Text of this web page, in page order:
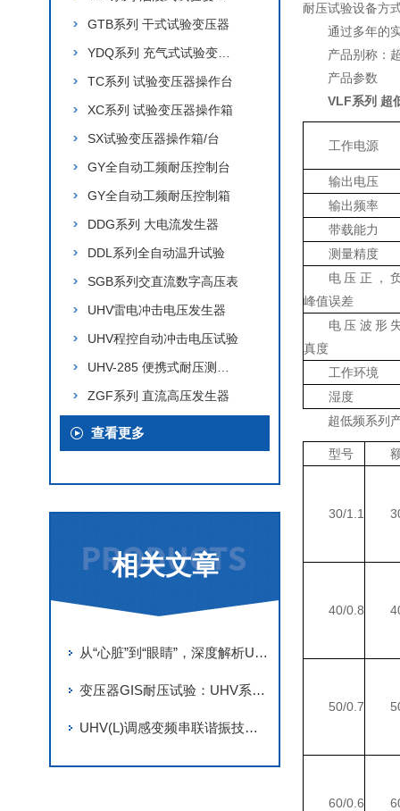
GTB系列 干式试验变压器
TC系列 试验变压器操作台
XC系列 试验变压器操作箱
SX试验变压器操作箱/台
GY全自动工频耐压控制台
GY全自动工频耐压控制箱
DDG系列 大电流发生器
DDL系列全自动温升试验
SGB系列交直流数字高压表
UHV雷电冲击电压发生器
UHV程控自动冲击电压试验
ZGF系列 直流高压发生器
查看更多
相关文章
从“心脏”到“眼睛”，深度解析UHV电缆交流耐压串联谐振的精密结构
变压器GIS耐压试验：UHV系列串联谐振装置的操作流程与防护要点
UHV(L)调感变频串联谐振技术解析
耐压试验设备方
通过多年的
产品别称：
产品参数
VLF系列 超
工作电源
输出电压
输出频率
带载能力
测量精度
电压正，
峰值误差
电压波形
真度
工作环境
湿度
超低频系列
型号
30/1.1
40/0.8
50/0.7
60/0.6